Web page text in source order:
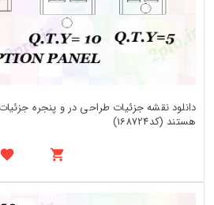
دانلود نقشه جزئیات طراحی در و پنجره
هستند (کد168724)